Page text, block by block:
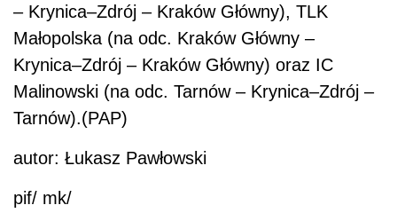
– Krynica–Zdrój – Kraków Główny), TLK
Małopolska (na odc. Kraków Główny –
Krynica–Zdrój – Kraków Główny) oraz IC
Malinowski (na odc. Tarnów – Krynica–Zdrój –
Tarnów).(PAP)
autor: Łukasz Pawłowski
pif/ mk/